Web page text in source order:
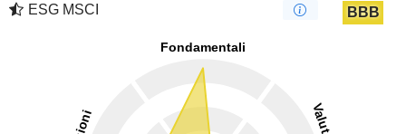
ESG MSCI
BBB